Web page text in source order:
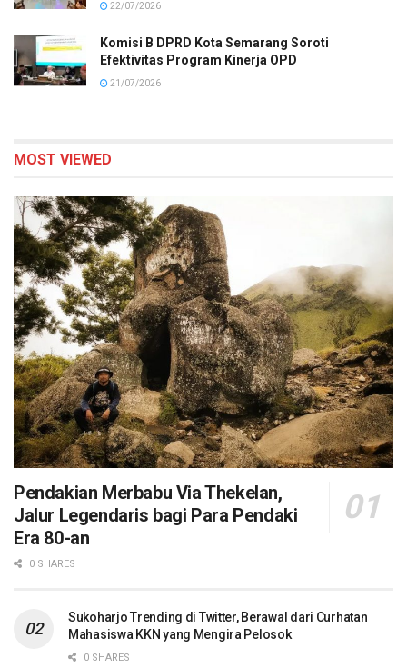
22/07/2026
Komisi B DPRD Kota Semarang Soroti
Efektivitas Program Kinerja OPD
21/07/2026
MOST VIEWED
Pendakian Merbabu Via Thekelan,
Jalur Legendaris bagi Para Pendaki
Era 80-an
0 SHARES
Sukoharjo Trending di Twitter, Berawal dari Curhatan
Mahasiswa KKN yang Mengira Pelosok
0 SHARES